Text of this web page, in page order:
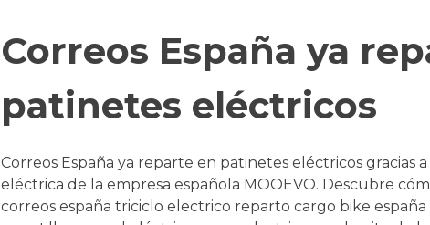
Correos España ya
patinetes eléctricos
Correos España ya reparte en patinetes eléctricos gracias
eléctrica de la empresa española MOOEVO. Descubre
correos españa triciclo electrico reparto cargo bike